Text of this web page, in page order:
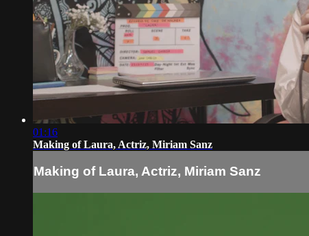
01:16
Making of Laura, Actriz, Miriam Sanz
Making of Laura, Actriz, Miriam Sanz